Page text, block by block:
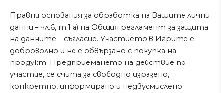
Правни основания за обработка на Вашите лични
данни – чл.6, т.1 а) на Общия регламент за защита
на данните – съгласие. Участието в Игрите е
доброволно и не е обвързано с покупка на
продукт. Предприемането на действие по
участие, се счита за свободно изразено,
конкретно, информирано и недвусмислено